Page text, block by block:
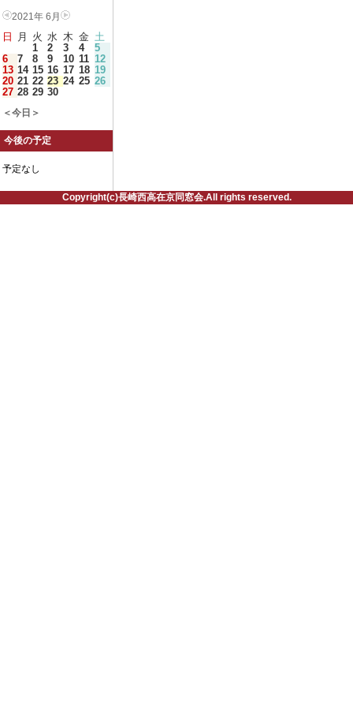
2021年 6月
日 月 火 水 木 金 土
1
2 3 4
5
6
7 8 9 10 11 12
13 14 15 16 17 18 19
20 21 22 23 24 25 26
27 28 29 30
＜今日＞
今後の予定
予定なし
Copyright(c)長崎西高在京同窓会.All rights reserved.